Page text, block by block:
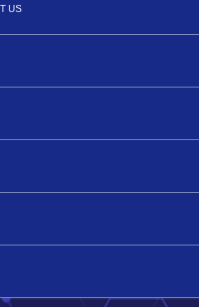
US